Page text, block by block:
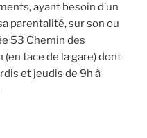
ayant besoin d’un
parentalité, sur son ou
53 Chemin des
face de la gare) dont
et jeudis de 9h à